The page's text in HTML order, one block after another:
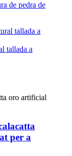
de pedra de
tallada a
per a